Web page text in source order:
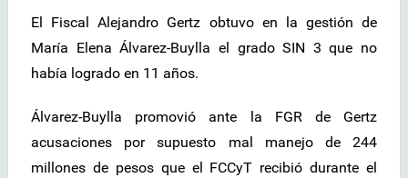
El Fiscal Alejandro Gertz obtuvo en la gestión de
María Elena Álvarez-Buylla el grado SIN 3 que no
había logrado en 11 años.
Álvarez-Buylla promovió ante la FGR de Gertz
acusaciones por supuesto mal manejo de 244
millones de pesos que el FCCyT recibió durante el